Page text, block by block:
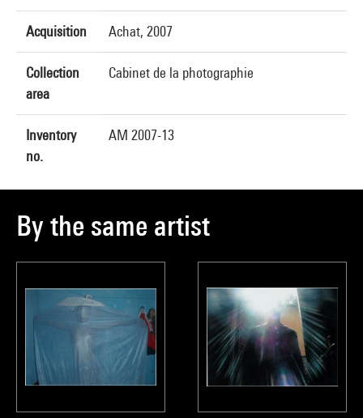
Acquisition Achat, 2007
Collection
area
Cabinet de la photographie
Inventory
no.
AM 2007-13
By the same artist